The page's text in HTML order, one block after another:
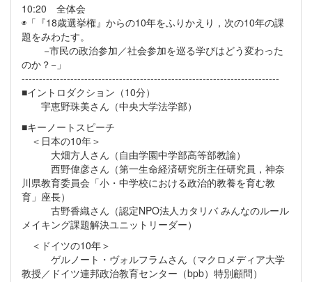
10:20 全体会
◉「『18歳選挙権』からの10年をふりかえり，次の10年の課
題をみわたす。
−市民の政治参加／社会参加を巡る学びはどう変わった
のか？−」
--------------------------------------------------------------------------
■イントロダクション（10分）
宇恵野珠美さん（中央大学法学部）
■キーノートスピーチ
＜日本の10年＞
大畑方人さん（自由学園中学部高等部教諭）
西野偉彦さん（第一生命経済研究所主任研究員，神奈
川県教育委員会「小・中学校における政治的教養を育む教
育」座長）
古野香織さん（認定NPO法人カタリバ みんなのルール
メイキング課題解決ユニットリーダー）
＜ドイツの10年＞
ゲルノート・ヴォルフラムさん（マクロメディア大学
教授／ドイツ連邦政治教育センター（bpb）特別顧問）